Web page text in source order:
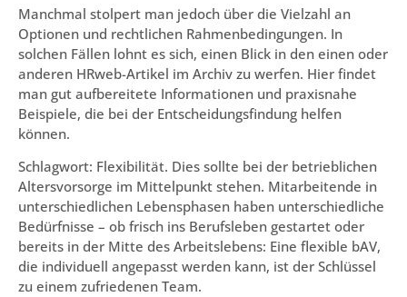
Manchmal stolpert man jedoch über die Vielzahl an
Optionen und rechtlichen Rahmenbedingungen. In
solchen Fällen lohnt es sich, einen Blick in den einen oder
anderen HRweb-Artikel im Archiv zu werfen. Hier findet
man gut aufbereitete Informationen und praxisnahe
Beispiele, die bei der Entscheidungsfindung helfen
können.
Schlagwort: Flexibilität. Dies sollte bei der betrieblichen
Altersvorsorge im Mittelpunkt stehen. Mitarbeitende in
unterschiedlichen Lebensphasen haben unterschiedliche
Bedürfnisse – ob frisch ins Berufsleben gestartet oder
bereits in der Mitte des Arbeitslebens: Eine flexible bAV,
die individuell angepasst werden kann, ist der Schlüssel
zu einem zufriedenen Team.